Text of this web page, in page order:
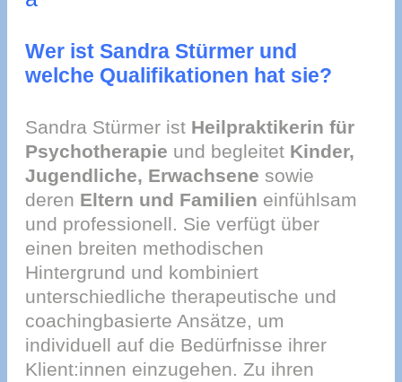
Wer ist Sandra Stürmer und
welche Qualifikationen hat sie?
Sandra Stürmer ist Heilpraktikerin für
Psychotherapie und begleitet Kinder,
Jugendliche, Erwachsene sowie
deren Eltern und Familien einfühlsam
und professionell. Sie verfügt über
einen breiten methodischen
Hintergrund und kombiniert
unterschiedliche therapeutische und
coachingbasierte Ansätze, um
individuell auf die Bedürfnisse ihrer
Klient:innen einzugehen. Zu ihren